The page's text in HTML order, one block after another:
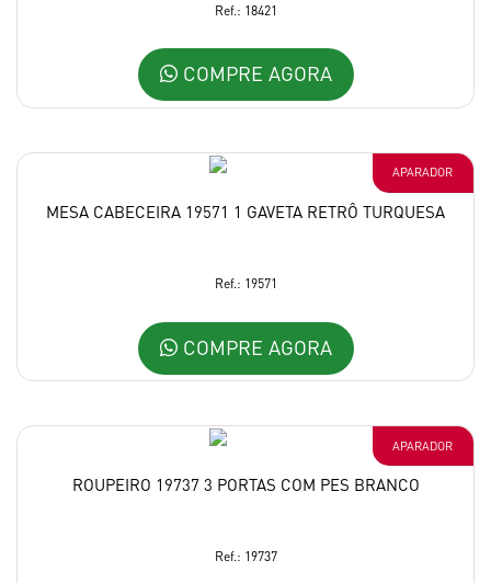
Ref.: 18421
COMPRE AGORA
APARADOR
MESA CABECEIRA 19571 1 GAVETA RETRÔ TURQUESA
Ref.: 19571
COMPRE AGORA
APARADOR
ROUPEIRO 19737 3 PORTAS COM PES BRANCO
Ref.: 19737